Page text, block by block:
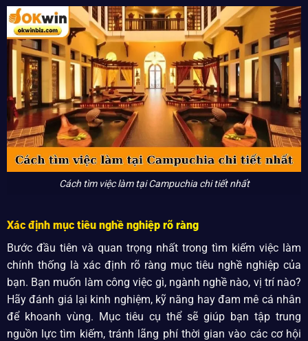
Cách tìm việc làm tại Campuchia chi tiết nhất
Xác định mục tiêu nghề nghiệp rõ ràng
Bước đầu tiên và quan trọng nhất trong tìm kiếm việc làm
chính thống là xác định rõ ràng mục tiêu nghề nghiệp của
bạn. Bạn muốn làm công việc gì, ngành nghề nào, vị trí nào?
Hãy đánh giá lại kinh nghiệm, kỹ năng hay đam mê cá nhân
để khoanh vùng. Mục tiêu cụ thể sẽ giúp bạn tập trung
nguồn lực tìm kiếm, tránh lãng phí thời gian vào các cơ hội